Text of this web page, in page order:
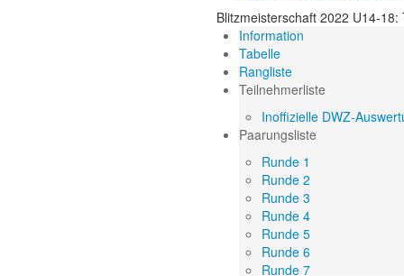
Blitzmeisterschaft 2022 U14-18:
Information
Tabelle
Rangliste
Teilnehmerliste
Inoffizielle DWZ-
Paarungsliste
Runde 1
Runde 2
Runde 3
Runde 4
Runde 5
Runde 6
Runde 7